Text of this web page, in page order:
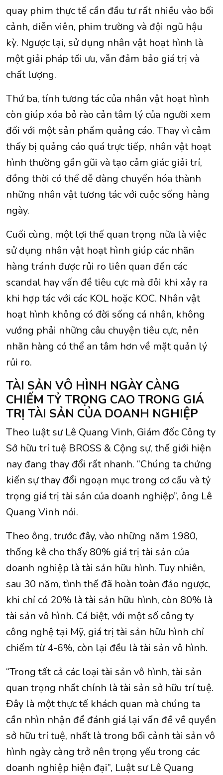
quay phim thực tế cần đầu tư rất nhiều vào bối
cảnh, diễn viên, phim trường và đội ngũ hậu
kỳ. Ngược lại, sử dụng nhân vật hoạt hình là
một giải pháp tối ưu, vẫn đảm bảo giá trị và
chất lượng.
Thứ ba, tính tương tác của nhân vật hoạt hình
còn giúp xóa bỏ rào cản tâm lý của người xem
đối với một sản phẩm quảng cáo. Thay vì cảm
thấy bị quảng cáo quá trực tiếp, nhân vật hoạt
hình thường gần gũi và tạo cảm giác giải trí,
đồng thời có thể dễ dàng chuyển hóa thành
những nhân vật tương tác với cuộc sống hàng
ngày.
Cuối cùng, một lợi thế quan trọng nữa là việc
sử dụng nhân vật hoạt hình giúp các nhãn
hàng tránh được rủi ro liên quan đến các
scandal hay vấn đề tiêu cực mà đôi khi xảy ra
khi hợp tác với các KOL hoặc KOC. Nhân vật
hoạt hình không có đời sống cá nhân, không
vướng phải những câu chuyện tiêu cực, nên
nhãn hàng có thể an tâm hơn về mặt quản lý
rủi ro.
TÀI SẢN VÔ HÌNH NGÀY CÀNG
CHIẾM TỶ TRỌNG CAO TRONG GIÁ
TRỊ TÀI SẢN CỦA DOANH NGHIỆP
Theo luật sư Lê Quang Vinh, Giám đốc Công ty
Sở hữu trí tuệ BROSS & Cộng sự, thế giới hiện
nay đang thay đổi rất nhanh. “Chúng ta chứng
kiến sự thay đổi ngoạn mục trong cơ cấu và tỷ
trọng giá trị tài sản của doanh nghiệp”, ông Lê
Quang Vinh nói.
Theo ông, trước đây, vào những năm 1980,
thống kê cho thấy 80% giá trị tài sản của
doanh nghiệp là tài sản hữu hình. Tuy nhiên,
sau 30 năm, tình thế đã hoàn toàn đảo ngược,
khi chỉ có 20% là tài sản hữu hình, còn 80% là
tài sản vô hình. Cá biệt, với một số công ty
công nghệ tại Mỹ, giá trị tài sản hữu hình chỉ
chiếm từ 4-6%, còn lại đều là tài sản vô hình.
“Trong tất cả các loại tài sản vô hình, tài sản
quan trọng nhất chính là tài sản sở hữu trí tuệ.
Đây là một thực tế khách quan mà chúng ta
cần nhìn nhận để đánh giá lại vấn đề về quyền
sở hữu trí tuệ, nhất là trong bối cảnh tài sản vô
hình ngày càng trở nên trọng yếu trong các
doanh nghiệp hiện đại”, Luật sư Lê Quang